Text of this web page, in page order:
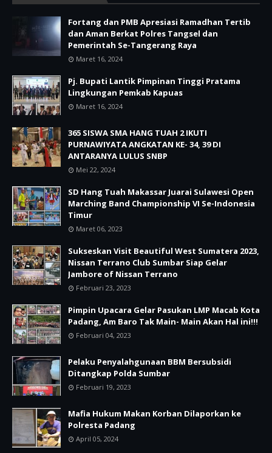
Fortang dan PMB Apresiasi Ramadhan Tertib
dan Aman Berkat Polres Tangsel dan
Pemerintah Se-Tangerang Raya
Maret 16, 2024
Pj. Bupati Lantik Pimpinan Tinggi Pratama
Lingkungan Pemkab Kapuas
Maret 16, 2024
365 SISWA SMA HANG TUAH 2 IKUTI
PURNAWIYATA ANGKATAN KE- 34, 39 DI
ANTARANYA LULUS SNBP
Mei 22, 2024
SD Hang Tuah Makassar Juarai Sulawesi Open
Marching Band Championship VI Se-Indonesia
Timur
Maret 06, 2023
Sukseskan Visit Beautiful West Sumatera 2023,
Nissan Terrano Club Sumbar Siap Gelar
Jambore of Nissan Terrano
Februari 23, 2023
Pimpin Upacara Gelar Pasukan LMP Macab Kota
Padang, Am Baro Tak Main- Main Akan Hal ini!!!
Februari 04, 2023
Pelaku Penyalahgunaan BBM Bersubsidi
Ditangkap Polda Sumbar
Februari 19, 2023
Mafia Hukum Makan Korban Dilaporkan ke
Polresta Padang
April 05, 2024